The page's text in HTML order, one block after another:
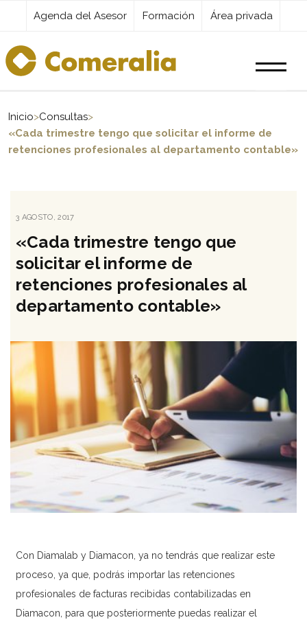
Agenda del Asesor Formación Área privada
Productos
Actualidad
Contacto
[searchwp_form id=1]
Inicio>Consultas>
«Cada trimestre tengo que solicitar el informe de
retenciones profesionales al departamento contable»
PUBLICADO
3 AGOSTO, 2017
«Cada trimestre tengo que
solicitar el informe de
retenciones profesionales al
departamento contable»
Con Diamalab y Diamacon, ya no tendrás que realizar este
proceso, ya que, podrás importar las retenciones
profesionales de facturas recibidas contabilizadas en
Diamacon, para que posteriormente puedas realizar el